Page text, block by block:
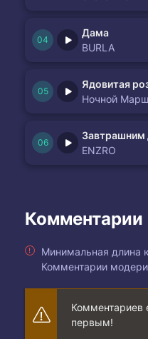
Дама
BURLA
Ядовитая
Ночной
Завтрашним
ENZRO
Комментарии
Минимальная длина
Комментарии
Комментариев
первым!